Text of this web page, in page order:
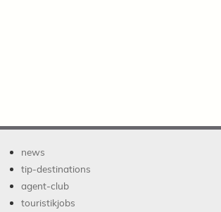
news
tip-destinations
agent-club
touristikjobs